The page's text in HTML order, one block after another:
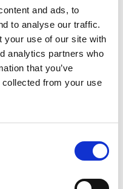
and ads, to
to analyse our traffic.
your use of our site with
analytics partners who
that you’ve
collected from your use
M
ITGLIED W
ERD
EN
EN
of Strike